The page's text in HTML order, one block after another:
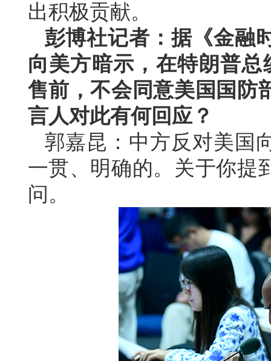
出积极贡献。
彭博社记者：据《金融
向美方暗示，在特朗普
售前，不会同意美国国防
言人对此有何回应？
郭嘉昆：中方反对美国
一贯、明确的。关于你提
问。